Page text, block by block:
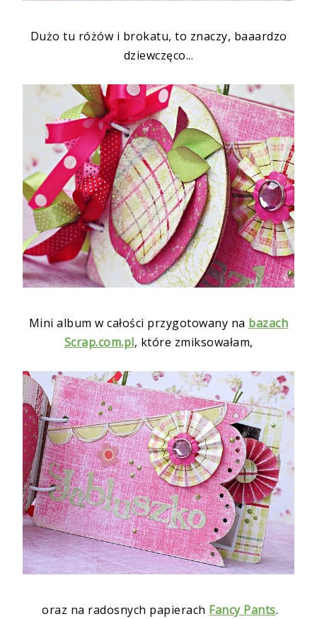
Dużo tu różów i brokatu, to znaczy, baaardzo
dziewczęco...
Mini album w całości przygotowany na bazach
Scrap.com.pl, które zmiksowałam,
oraz na radosnych papierach Fancy Pants.